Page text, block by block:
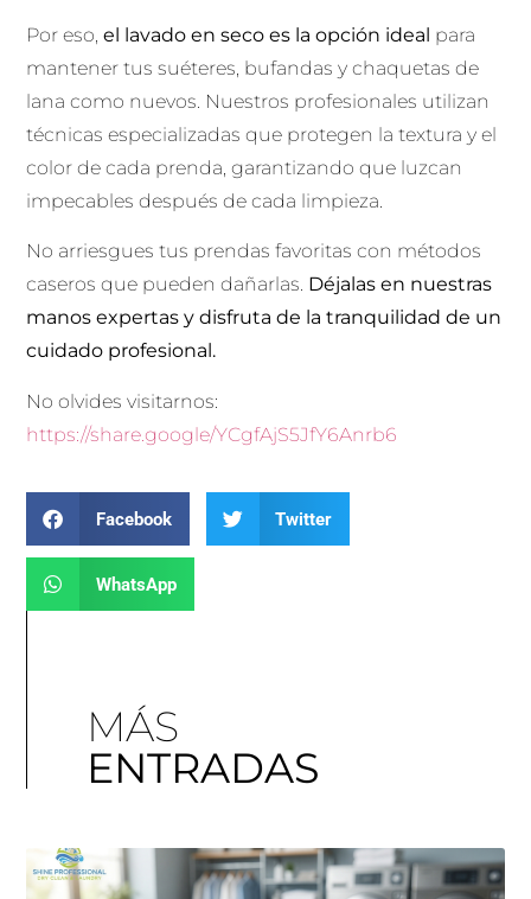
Por eso,el lavado en seco es la opción ideal para
mantener tus suéteres, bufandas y chaquetas de
lana como nuevos. Nuestros profesionales utilizan
técnicas especializadas que protegen la textura y el
color de cada prenda, garantizando que luzcan
impecables después de cada limpieza.
No arriesgues tus prendas favoritas con métodos
caseros que pueden dañarlas. Déjalas en nuestras
manos expertas y disfruta de la tranquilidad de un
cuidado profesional.
No olvides visitarnos:
https://share.google/YCgfAjS5JfY6Anrb6
Facebook Twitter
WhatsApp
MÁS
ENTRADAS